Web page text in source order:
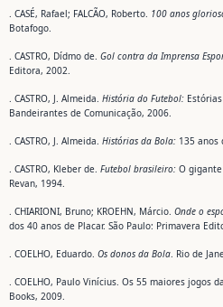
. CASÉ, Rafael; FALCÃO, Roberto. 100 anos
Botafogo.
. CASTRO, Dídmo de. Gol contra da Imprensa
Editora, 2002.
. CASTRO, J. Almeida. História do Futebol:
Bandeirantes de Comunicação, 2006.
. CASTRO, J. Almeida. Histórias da Bola: 135 anos
. CASTRO, Kleber de. Futebol brasileiro: O
Revan, 1994.
. CHIARIONI, Bruno; KROEHN, Márcio. Onde o
dos 40 anos de Placar. São Paulo: Primavera
. COELHO, Eduardo. Os donos da Bola. Rio de
. COELHO, Paulo Vinícius. Os 55 maiores jogos
Books, 2009.